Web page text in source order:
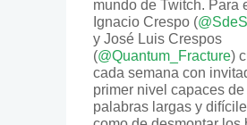
mundo de Twitch. Para
Ignacio Crespo (
y José Luis Crespos
(@Quantum_Fracture)
cada semana con
primer nivel capaces
palabras largas y